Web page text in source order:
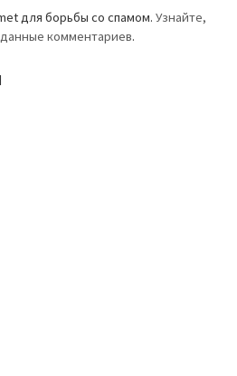
для борьбы со спамом. Узнайте,
комментариев.